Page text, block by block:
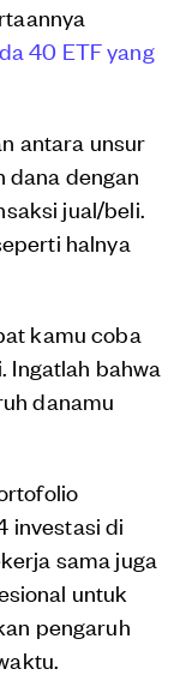
40 ETF yang
antara unsur
dana dengan
jual/beli.
halnya
kamu coba
Ingatlah bahwa
danamu
investasi di
sama juga
untuk
pengaruh